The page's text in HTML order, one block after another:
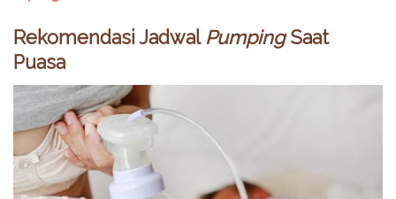
Rekomendasi Jadwal PumpingSaat
Puasa